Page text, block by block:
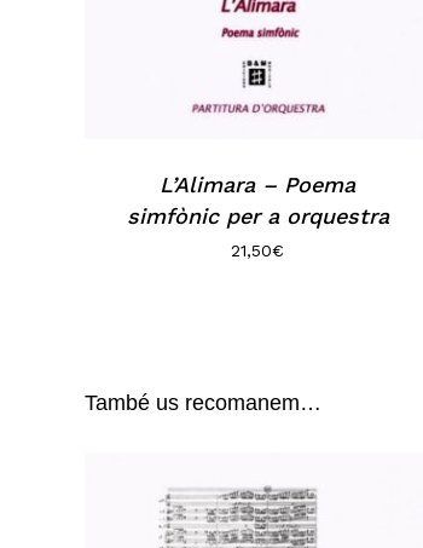
L’Alimara – Poema
simfònic per a orquestra
21,50€
També us recomanem…